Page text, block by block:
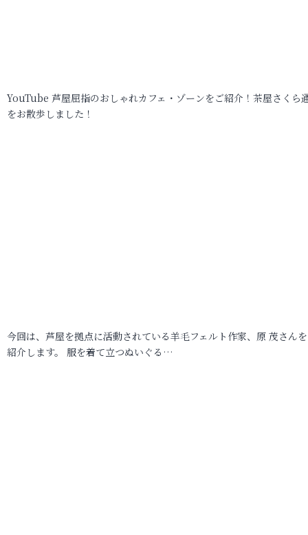
YouTube 芦屋屈指のおしゃれカフェ・ゾーンをご紹介！茶屋さくら
をお散歩しました！
今回は、芦屋を拠点に活動されている羊毛フェルト作家、原 茂さん
紹介します。 服を着て立つぬいぐる…